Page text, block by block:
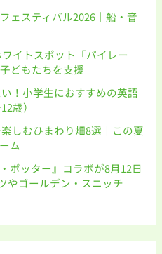
ェスティバル2026｜船・音
イトスポット「パイレー
どもたちを支援
！小学生におすすめの英語
歳）
しむひまわり畑8選｜この夏
ム
ポッター』コラボが8月12日
やゴールデン・スニッチ